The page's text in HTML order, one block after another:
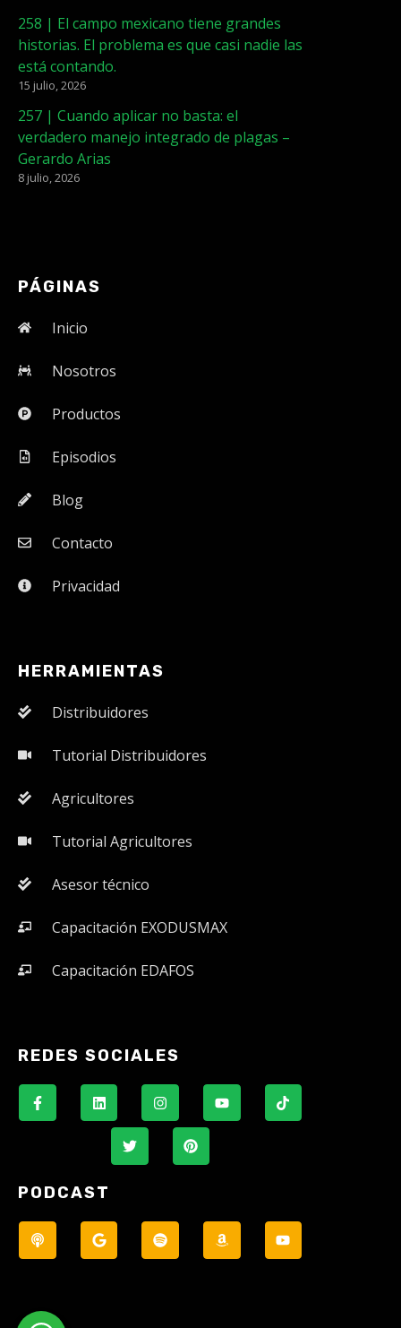
258 | El campo mexicano tiene grandes
historias. El problema es que casi nadie las
está contando.
15 julio, 2026
257 | Cuando aplicar no basta: el
verdadero manejo integrado de plagas –
Gerardo Arias
8 julio, 2026
PÁGINAS
Inicio
Nosotros
Productos
Episodios
Blog
Contacto
Privacidad
HERRAMIENTAS
Distribuidores
Tutorial Distribuidores
Agricultores
Tutorial Agricultores
Asesor técnico
Capacitación EXODUSMAX
Capacitación EDAFOS
REDES SOCIALES
PODCAST